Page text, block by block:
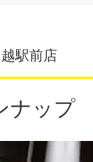
駅前店
ナップ